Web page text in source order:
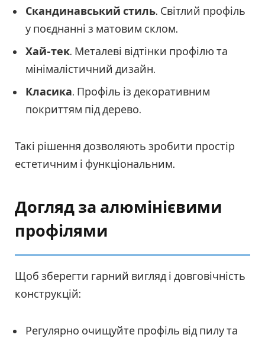
Скандинавський стиль. Світлий профіль
у поєднанні з матовим склом.
Хай-тек. Металеві відтінки профілю та
мінімалістичний дизайн.
Класика. Профіль із декоративним
покриттям під дерево.
Такі рішення дозволяють зробити простір
естетичним і функціональним.
Догляд за алюмінієвими
профілями
Щоб зберегти гарний вигляд і довговічність
конструкцій:
Регулярно очищуйте профіль від пилу та